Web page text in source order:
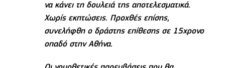
να κάνει τη δουλειά της αποτελεσματικά.
Χωρίς εκπτώσεις. Προχθές επίσης,
συνελήφθη ο δράστης επίθεσης σε 15χρονο
οπαδό στην Αθήνα.